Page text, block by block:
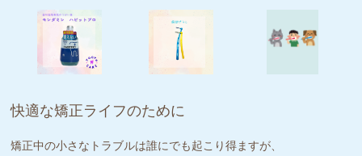
快適な矯正ライフのために
矯正中の小さなトラブルは誰にでも起こり得ますが、